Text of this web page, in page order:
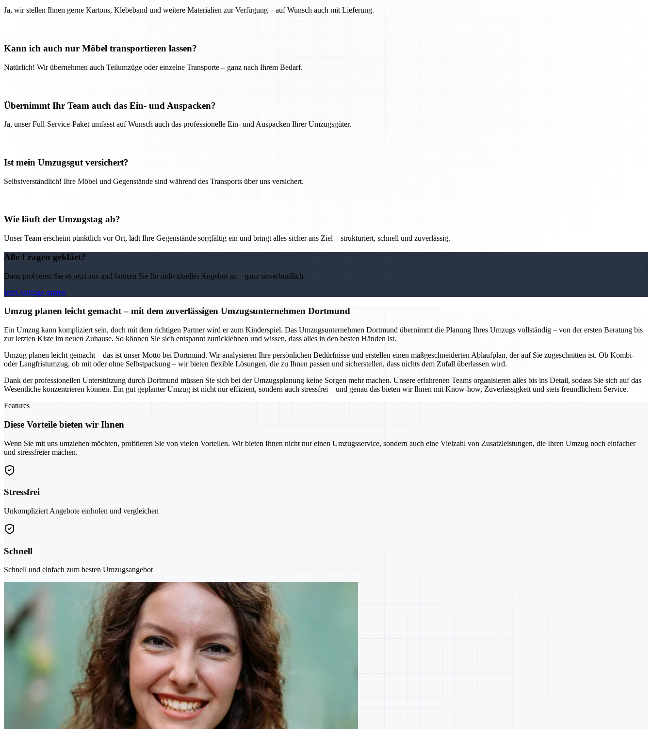
Ja, wir stellen Ihnen gerne Kartons, Klebeband und weitere Materialien zur Verfügung – auf Wunsch auch mit Lieferung.
Kann ich auch nur Möbel transportieren lassen?
Natürlich! Wir übernehmen auch Teilumzüge oder einzelne Transporte – ganz nach Ihrem Bedarf.
Übernimmt Ihr Team auch das Ein- und Auspacken?
Ja, unser Full-Service-Paket umfasst auf Wunsch auch das professionelle Ein- und Auspacken Ihrer Umzugsgüter.
Ist mein Umzugsgut versichert?
Selbstverständlich! Ihre Möbel und Gegenstände sind während des Transports über uns versichert.
Wie läuft der Umzugstag ab?
Unser Team erscheint pünktlich vor Ort, lädt Ihre Gegenstände sorgfältig ein und bringt alles sicher ans Ziel – strukturiert, schnell und zuverlässig.
Alle Fragen geklärt?
Dann probieren Sie es jetzt aus und fordern Sie Ihr individuelles Angebot an – ganz unverbindlich.
Jetzt Anfrage starten
Umzug planen leicht gemacht – mit dem zuverlässigen Umzugsunternehmen Dortmund
Ein Umzug kann kompliziert sein, doch mit dem richtigen Partner wird er zum Kinderspiel. Das Umzugsunternehmen Dortmund übernimmt die Planung Ihres Umzugs vollständig – von der ersten Beratung bis
zur letzten Kiste im neuen Zuhause. So können Sie sich entspannt zurücklehnen und wissen, dass alles in den besten Händen ist.
Umzug planen leicht gemacht – das ist unser Motto bei Dortmund. Wir analysieren Ihre persönlichen Bedürfnisse und erstellen einen maßgeschneiderten Ablaufplan, der auf Sie zugeschnitten ist. Ob Kombi-
oder Langfristumzug, ob mit oder ohne Selbstpackung – wir bieten flexible Lösungen, die zu Ihnen passen und sicherstellen, dass nichts dem Zufall überlassen wird.
Dank der professionellen Unterstützung durch Dortmund müssen Sie sich bei der Umzugsplanung keine Sorgen mehr machen. Unsere erfahrenen Teams organisieren alles bis ins Detail, sodass Sie sich auf das
Wesentliche konzentrieren können. Ein gut geplanter Umzug ist nicht nur effizient, sondern auch stressfrei – und genau das bieten wir Ihnen mit Know-how, Zuverlässigkeit und stets freundlichem Service.
Features
Diese Vorteile bieten wir Ihnen
Wenn Sie mit uns umziehen möchten, profitieren Sie von vielen Vorteilen. Wir bieten Ihnen nicht nur einen Umzugsservice, sondern auch eine Vielzahl von Zusatzleistungen, die Ihren Umzug noch einfacher
und stressfreier machen.
Stressfrei
Unkompliziert Angebote einholen und vergleichen
Schnell
Schnell und einfach zum besten Umzugsangebot